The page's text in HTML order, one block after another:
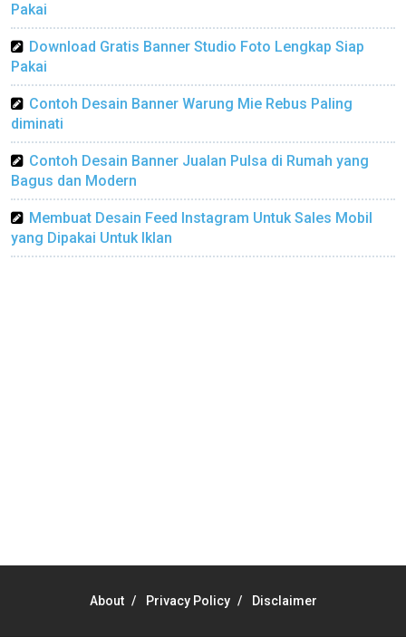
Pakai
Download Gratis Banner Studio Foto Lengkap Siap
Pakai
Contoh Desain Banner Warung Mie Rebus Paling
diminati
Contoh Desain Banner Jualan Pulsa di Rumah yang
Bagus dan Modern
Membuat Desain Feed Instagram Untuk Sales Mobil
yang Dipakai Untuk Iklan
About Privacy Policy Disclaimer